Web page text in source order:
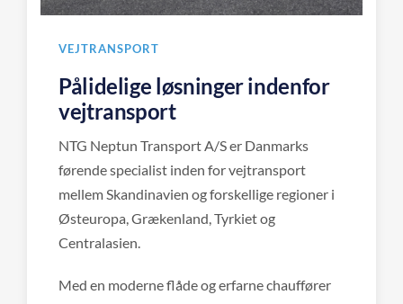
VEJTRANSPORT
Pålidelige løsninger indenfor
vejtransport
NTG Neptun Transport A/S er Danmarks
førende specialist inden for vejtransport
mellem Skandinavien og forskellige regioner i
Østeuropa, Grækenland, Tyrkiet og
Centralasien.
Med en moderne flåde og erfarne chauffører